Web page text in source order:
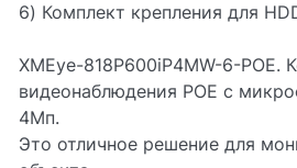
6) Комплект крепления для
XMEye-818P600iP4MW-6-POE.
видеонаблюдения POE с
4Мп.
Это отличное решение для